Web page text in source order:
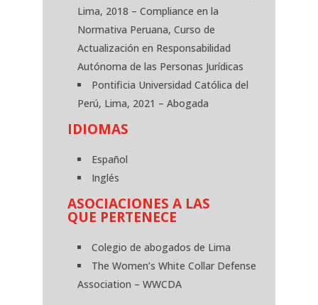
Lima, 2018 – Compliance en la
Normativa Peruana, Curso de
Actualización en Responsabilidad
Autónoma de las Personas Jurídicas
Pontificia Universidad Católica del
Perú, Lima, 2021 – Abogada
IDIOMAS
Español
Inglés
ASOCIACIONES A LAS
QUE PERTENECE
Colegio de abogados de Lima
The Women’s White Collar Defense
Association – WWCDA